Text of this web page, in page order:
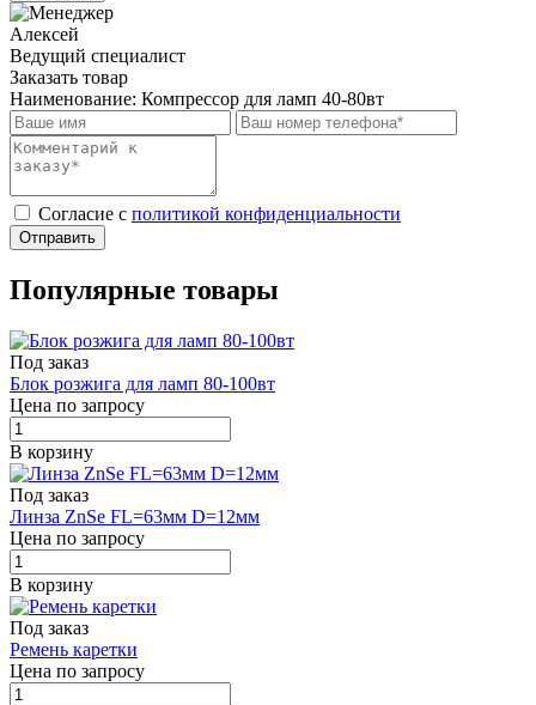
Алексей
Ведущий специалист
Заказать товар
Наименование: Компрессор для ламп 40-80вт
Cогласие с политикой конфиденциальности
Отправить
Популярные товары
Под заказ
Блок розжига для ламп 80-100вт
Цена по запросу
В корзину
Под заказ
Линза ZnSe FL=63мм D=12мм
Цена по запросу
В корзину
Под заказ
Ремень каретки
Цена по запросу